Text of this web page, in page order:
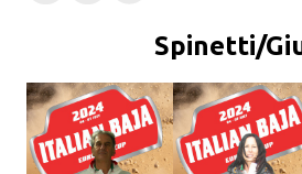
Spinetti/